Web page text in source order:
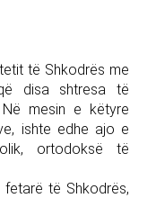
të Shkodrës me
disa shtresa të
mesin e këtyre
ishte edhe ajo e
ortodoksë të
të Shkodrës,